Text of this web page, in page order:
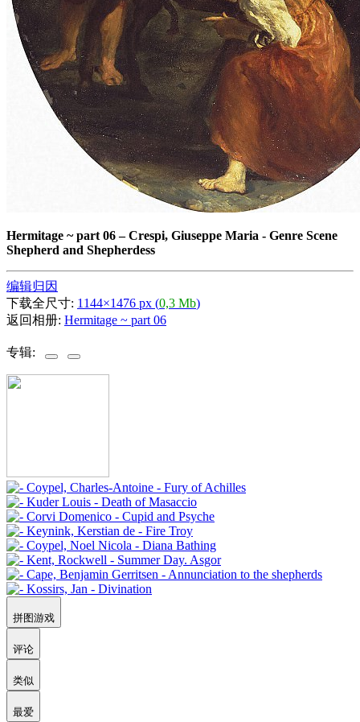
Hermitage ~ part 06–Crespi, Giuseppe Maria - Genre Scene
Shepherd and Shepherdess
编辑归因
下载全尺寸: 1144×1476 px (0,3 Mb)
返回相册: Hermitage ~ part 06
专辑:
拼图游戏
评论
类似
最爱